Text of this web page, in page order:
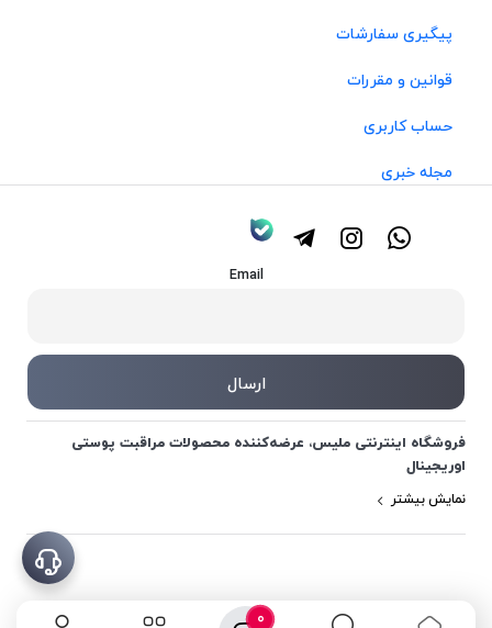
0
پیگیری سفارشات
قوانین و مقررات
حساب کاربری
مجله خبری
Email
فروشگاه اینترنتی ملیس، عرضه‌کننده محصولات مراقبت پوستی
اوریجینال
نمایش بیشتر